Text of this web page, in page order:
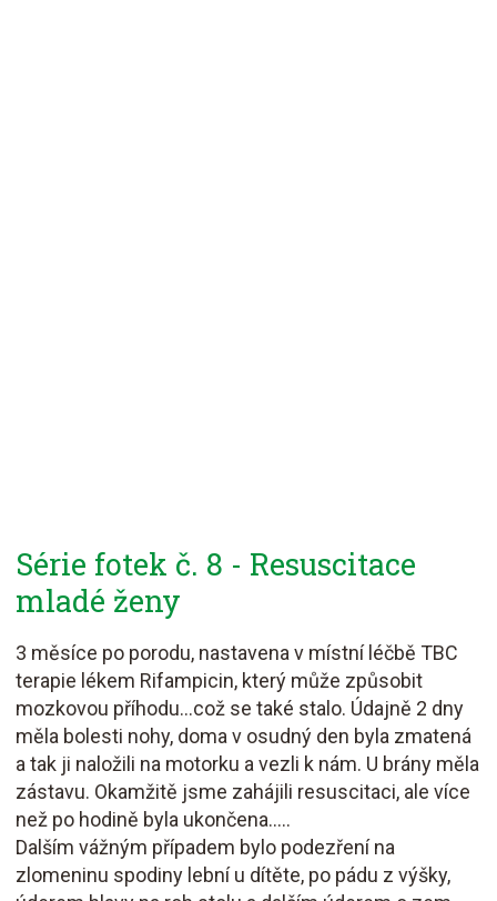
Série fotek č. 8 - Resuscitace
mladé ženy
3 měsíce po porodu, nastavena v místní léčbě TBC
terapie lékem Rifampicin, který může způsobit
mozkovou příhodu...což se také stalo. Údajně 2 dny
měla bolesti nohy, doma v osudný den byla zmatená
a tak ji naložili na motorku a vezli k nám. U brány měla
zástavu. Okamžitě jsme zahájili resuscitaci, ale více
než po hodině byla ukončena.....
Dalším vážným případem bylo podezření na
zlomeninu spodiny lební u dítěte, po pádu z výšky,